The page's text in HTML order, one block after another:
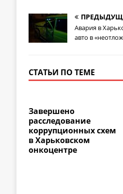
Авария в
авто в
СТАТЬИ ПО ТЕМЕ
Завершено
расследование
коррупционных схем
в Харьковском
онкоцентре